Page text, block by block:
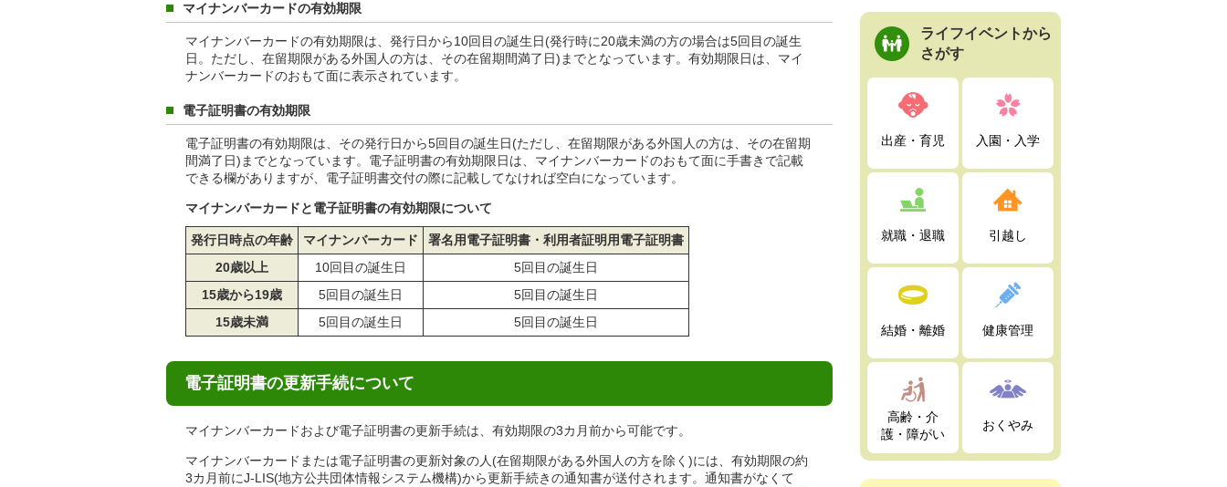
マイナンバーカードの有効期限
マイナンバーカードの有効期限は、発行日から10回目の誕生日(発行時に20歳未満の方の場合は5回目の誕生
日。ただし、在留期限がある外国人の方は、その在留期間満了日)までとなっています。有効期限日は、マイ
ナンバーカードのおもて面に表示されています。
電子証明書の有効期限
電子証明書の有効期限は、その発行日から5回目の誕生日(ただし、在留期限がある外国人の方は、その在留期
間満了日)までとなっています。電子証明書の有効期限日は、マイナンバーカードのおもて面に手書きで記載
できる欄がありますが、電子証明書交付の際に記載してなければ空白になっています。
マイナンバーカードと電子証明書の有効期限について
発行日時点の年齢 マイナンバーカード
署名用電子証明書・利用者証明用電子証明書
20歳以上
10回目の誕生日
5回目の誕生日
15歳から19歳
5回目の誕生日
5回目の誕生日
15歳未満
5回目の誕生日 5回目の誕生日
電子証明書の更新手続について
マイナンバーカードおよび電子証明書の更新手続は、有効期限の3カ月前から可能です。
マイナンバーカードまたは電子証明書の更新対象の人(在留期限がある外国人の方を除く)には、有効期限の約
3カ月前にJ-LIS(地方公共団体情報システム機構)から更新手続きの通知書が送付されます。通知書がなくて
ライフイベントから
さがす
出産・育児 入園・入学
就職・退職 引越し
結婚・離婚 健康管理
高齢・介
護・障がい
おくやみ